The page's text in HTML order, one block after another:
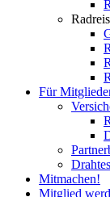
Für
Mitmachen!
Mitglied